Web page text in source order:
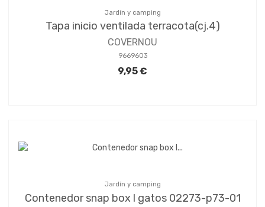
Jardín y camping
Tapa inicio ventilada terracota(cj.4)
COVERNOU
9669603
9,95 €
Jardín y camping
Contenedor snap box l gatos 02273-p73-01